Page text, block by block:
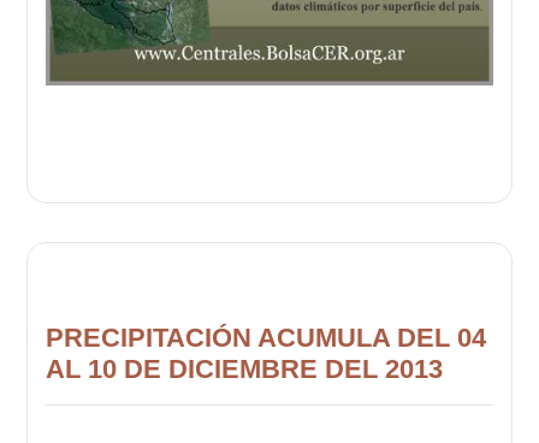
PRECIPITACIÓN ACUMULA DEL 04
AL 10 DE DICIEMBRE DEL 2013